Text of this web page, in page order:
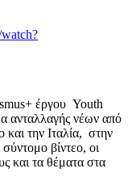
έργου Youth
ανταλλαγής νέων από
την Ιταλία, στην
βίντεο, οι
και τα θέματα στα